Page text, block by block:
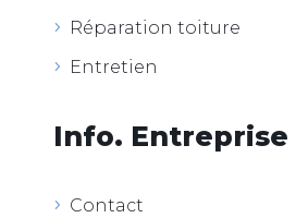
Réparation toiture
Entretien
Info. Entreprise
Contact